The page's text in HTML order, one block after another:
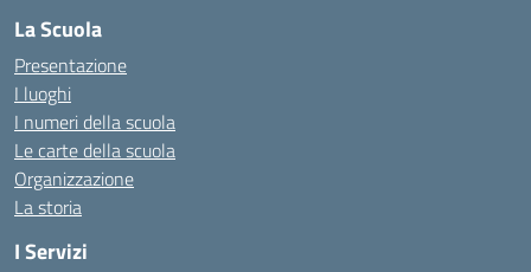
La Scuola
Presentazione
I luoghi
I numeri della scuola
Le carte della scuola
Organizzazione
La storia
I Servizi